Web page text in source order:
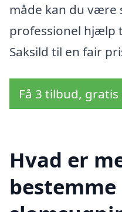
måde kan du være
professionel hjælp
Saksild til en fair
Få 3 tilbud,
Hvad er